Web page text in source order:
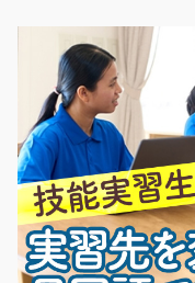
急募
６月中旬から８月中
者歓迎！大手医…
短期（3ヶ月以内
時給1600円
愛知県知多郡武